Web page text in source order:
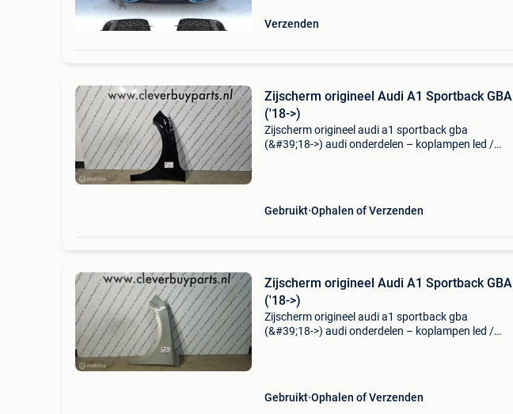
Verzenden
Zijscherm origineel Audi A1 Sportback GBA
('18->)
Zijscherm origineel audi a1 sportback gba
(&#39;18->) audi onderdelen – koplampen led /
Gebruikt Ophalen of Verzenden
Zijscherm origineel Audi A1 Sportback GBA
('18->)
Zijscherm origineel audi a1 sportback gba
(&#39;18->) audi onderdelen – koplampen led /
Gebruikt Ophalen of Verzenden